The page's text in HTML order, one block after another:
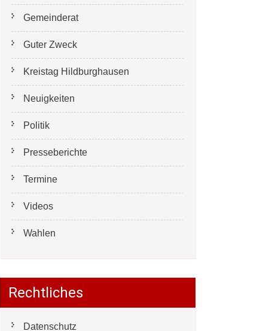
Gemeinderat
Guter Zweck
Kreistag Hildburghausen
Neuigkeiten
Politik
Presseberichte
Termine
Videos
Wahlen
Rechtliches
Datenschutz